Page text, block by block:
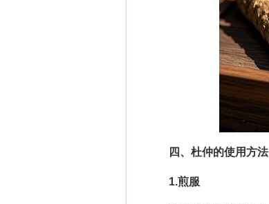
四、杜仲的使用方法
1.煎服